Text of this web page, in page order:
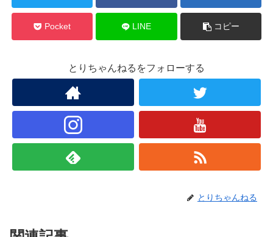
Pocket LINE コピー
とりちゃんねるをフォローする
とりちゃんねる